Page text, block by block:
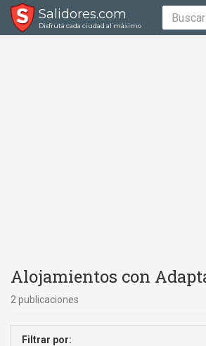
Salidores.com
Disfrutá cada ciudad al máximo
Alojamientos con
2 publicaciones
Filtrar por: